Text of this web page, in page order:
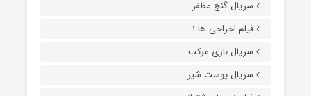
سریال گنج مظفر
فیلم اخراجی ها ۱
سریال بازی مرکب
سریال پوست شیر